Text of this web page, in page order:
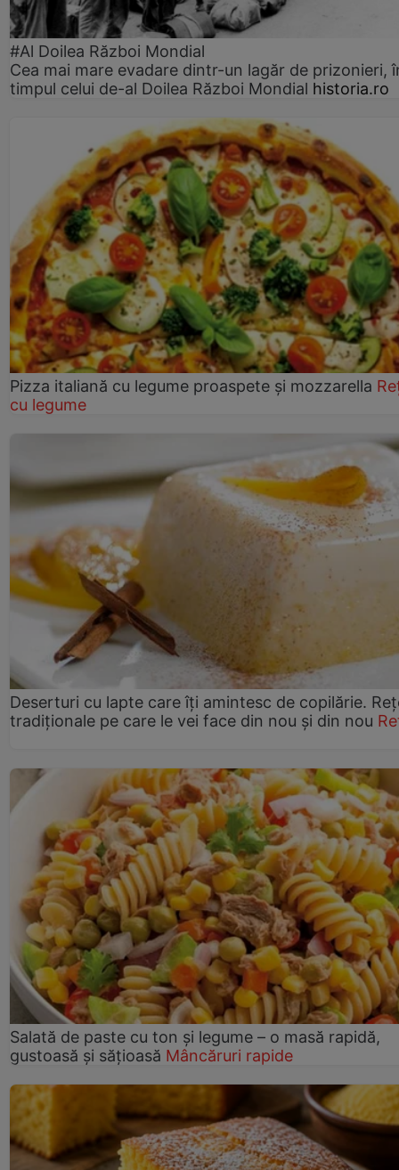
#Al Doilea Război Mondial
Cea mai mare evadare dintr-un lagăr de prizonieri,
timpul celui de-al Doilea Război Mondial historia.ro
Pizza italiană cu legume proaspete și mozzarella
cu legume
Deserturi cu lapte care îți amintesc de copilărie.
tradiționale pe care le vei face din nou și din nou
Salată de paste cu ton și legume – o masă rapidă,
gustoasă și sățioasă Mâncăruri rapide